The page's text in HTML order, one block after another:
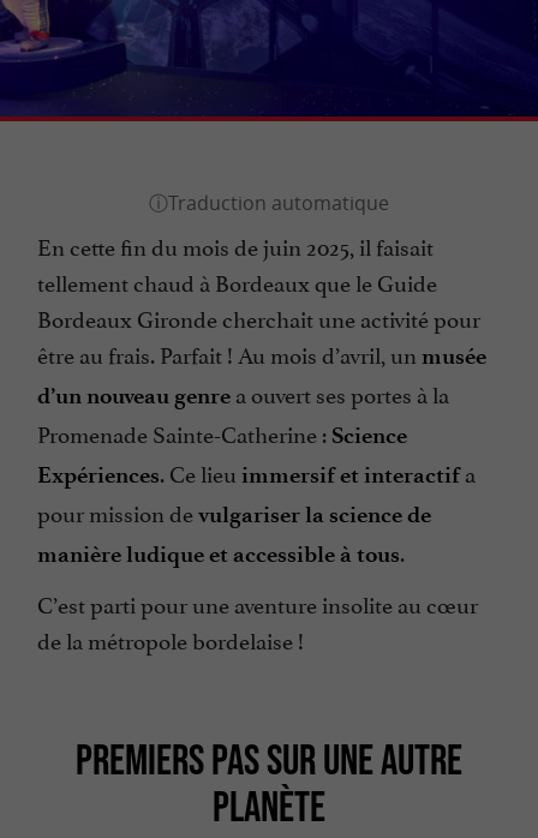
En cette fin du mois de juin 2025, il faisait
tellement chaud à Bordeaux que le Guide
Bordeaux Gironde cherchait une activité pour
être au frais. Parfait ! Au mois d’avril, un musée
d’un nouveau genre a ouvert ses portes à la
Promenade Sainte-Catherine : Science
Expériences. Ce lieu immersif et interactifa
pour mission devulgariser la science de
manière ludique et accessible à tous.
C’est parti pour une aventure insolite au cœur
de la métropole bordelaise !
PREMIERS PAS SUR UNE AUTRE
PLANÈTE